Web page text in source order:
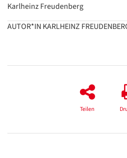
Karlheinz Freudenberg
AUTOR*IN KARLHEINZ
Teilen